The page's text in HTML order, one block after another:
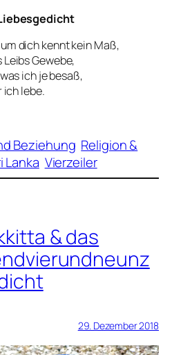
dich kennt kein Maß,
Gewebe,
ich je besaß,
ich lebe.
Beziehung Religion &
Lanka Vierzeiler
& das
29. Dezember 2018